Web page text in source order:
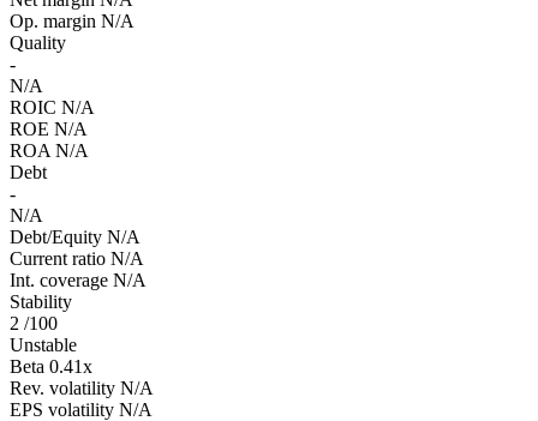
Op. margin N/A
Quality
-
N/A
ROIC N/A
ROE N/A
ROA N/A
Debt
-
N/A
Debt/Equity N/A
Current ratio N/A
Int. coverage N/A
Stability
2 /100
Unstable
Beta 0.41x
Rev. volatility N/A
EPS volatility N/A